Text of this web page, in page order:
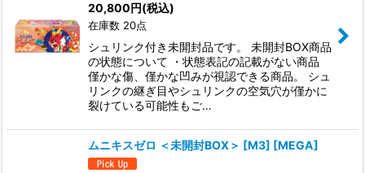
20,800円(税込)
在庫数 20点
シュリンク付き未開封品です。 未開封BOX商品
の状態について ・状態表記の記載がない商品
僅かな傷、僅かな凹みが視認できる商品。 シュ
リンクの継ぎ目やシュリンクの空気穴が僅かに
裂けている可能性もご…
ムニキスゼロ ＜未開封BOX＞ [M3] [MEGA]